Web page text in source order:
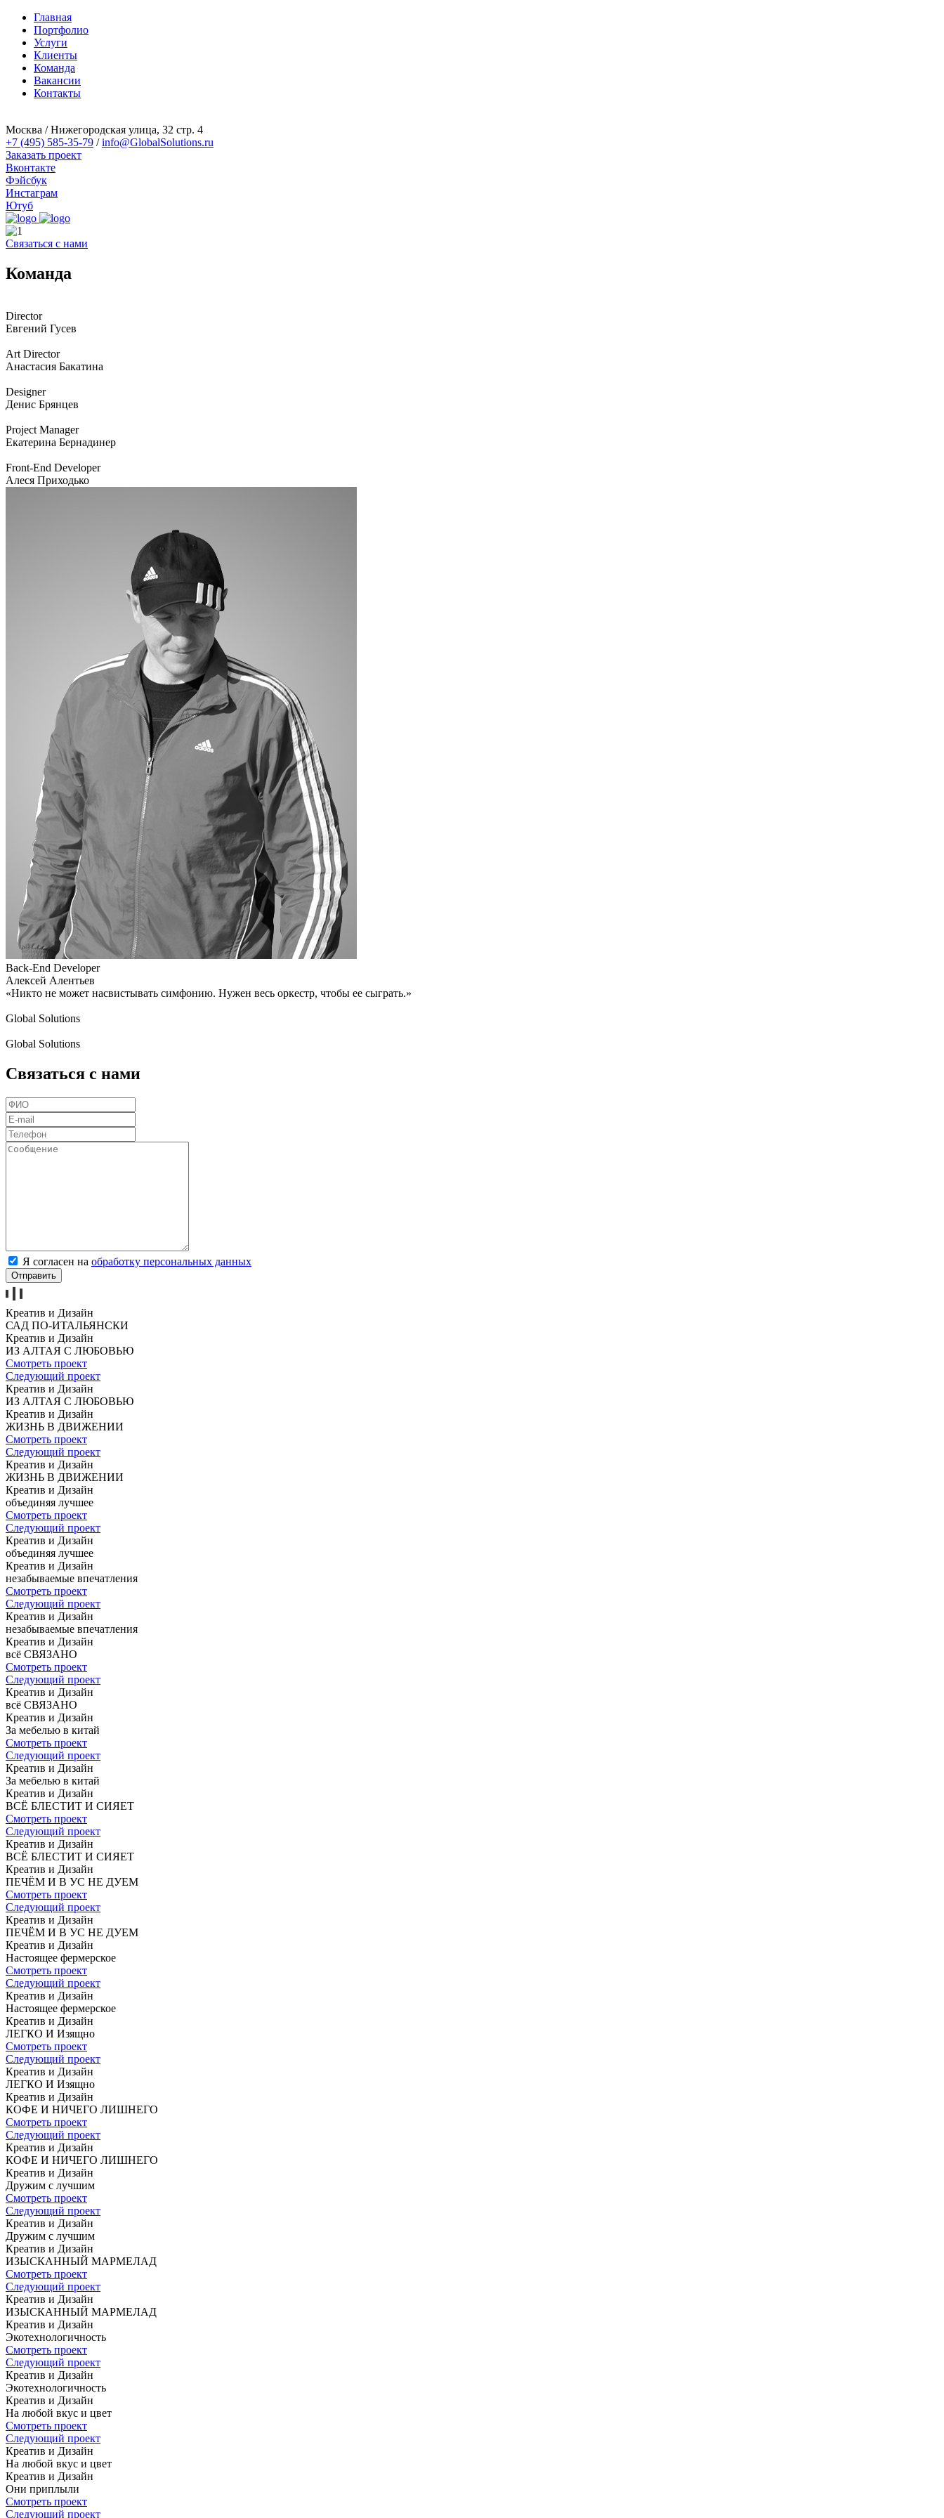
Главная
Портфолио
Услуги
Клиенты
Команда
Вакансии
Контакты
Москва / Нижегородская улица, 32 стр. 4
+7 (495) 585-35-79 /info@GlobalSolutions.ru
Заказать проект
Вконтакте
Фэйсбук
Инстаграм
Ютуб
Связаться с нами
Команда
Director
Евгений Гусев
Art Director
Анастасия Бакатина
Designer
Денис Брянцев
Project Manager
Екатерина Бернадинер
Front-End Developer
Алеся Приходько
Back-End Developer
Алексей Алентьев
«Никто не может насвистывать симфонию. Нужен весь оркестр, чтобы ее сыграть.»
Global Solutions
Global Solutions
Связаться с нами
Я согласен на обработку персональных данных
Отправить
Креатив и Дизайн
САД ПО-ИТАЛЬЯНСКИ
Креатив и Дизайн
ИЗ АЛТАЯ С ЛЮБОВЬЮ
Смотреть проект
Следующий проект
Креатив и Дизайн
ИЗ АЛТАЯ С ЛЮБОВЬЮ
Креатив и Дизайн
ЖИЗНЬ В ДВИЖЕНИИ
Смотреть проект
Следующий проект
Креатив и Дизайн
ЖИЗНЬ В ДВИЖЕНИИ
Креатив и Дизайн
объединяя лучшее
Смотреть проект
Следующий проект
Креатив и Дизайн
объединяя лучшее
Креатив и Дизайн
незабываемые впечатления
Смотреть проект
Следующий проект
Креатив и Дизайн
незабываемые впечатления
Креатив и Дизайн
всё СВЯЗАНО
Смотреть проект
Следующий проект
Креатив и Дизайн
всё СВЯЗАНО
Креатив и Дизайн
За мебелью в китай
Смотреть проект
Следующий проект
Креатив и Дизайн
За мебелью в китай
Креатив и Дизайн
ВСЁ БЛЕСТИТ И СИЯЕТ
Смотреть проект
Следующий проект
Креатив и Дизайн
ВСЁ БЛЕСТИТ И СИЯЕТ
Креатив и Дизайн
ПЕЧЁМ И В УС НЕ ДУЕМ
Смотреть проект
Следующий проект
Креатив и Дизайн
ПЕЧЁМ И В УС НЕ ДУЕМ
Креатив и Дизайн
Настоящее фермерское
Смотреть проект
Следующий проект
Креатив и Дизайн
Настоящее фермерское
Креатив и Дизайн
ЛЕГКО И Изящно
Смотреть проект
Следующий проект
Креатив и Дизайн
ЛЕГКО И Изящно
Креатив и Дизайн
КОФЕ И НИЧЕГО ЛИШНЕГО
Смотреть проект
Следующий проект
Креатив и Дизайн
КОФЕ И НИЧЕГО ЛИШНЕГО
Креатив и Дизайн
Дружим с лучшим
Смотреть проект
Следующий проект
Креатив и Дизайн
Дружим с лучшим
Креатив и Дизайн
ИЗЫСКАННЫЙ МАРМЕЛАД
Смотреть проект
Следующий проект
Креатив и Дизайн
ИЗЫСКАННЫЙ МАРМЕЛАД
Креатив и Дизайн
Экотехнологичность
Смотреть проект
Следующий проект
Креатив и Дизайн
Экотехнологичность
Креатив и Дизайн
На любой вкус и цвет
Смотреть проект
Следующий проект
Креатив и Дизайн
На любой вкус и цвет
Креатив и Дизайн
Они приплыли
Смотреть проект
Следующий проект